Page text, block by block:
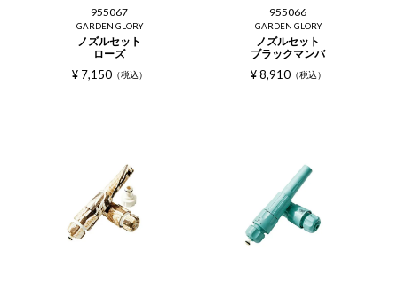
955067
GARDEN GLORY
ノズルセット
ローズ
¥ 7,150 税込
955066
GARDEN GLORY
ノズルセット
ブラックマンバ
¥ 8,910 税込